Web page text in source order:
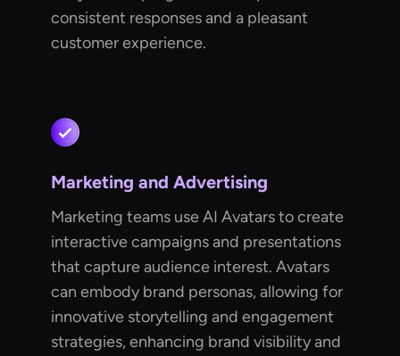
consistent responses and a pleasant
customer experience.
Marketing and Advertising
Marketing teams use AI Avatars to create
interactive campaigns and presentations
that capture audience interest. Avatars
can embody brand personas, allowing for
innovative storytelling and engagement
strategies, enhancing brand visibility and